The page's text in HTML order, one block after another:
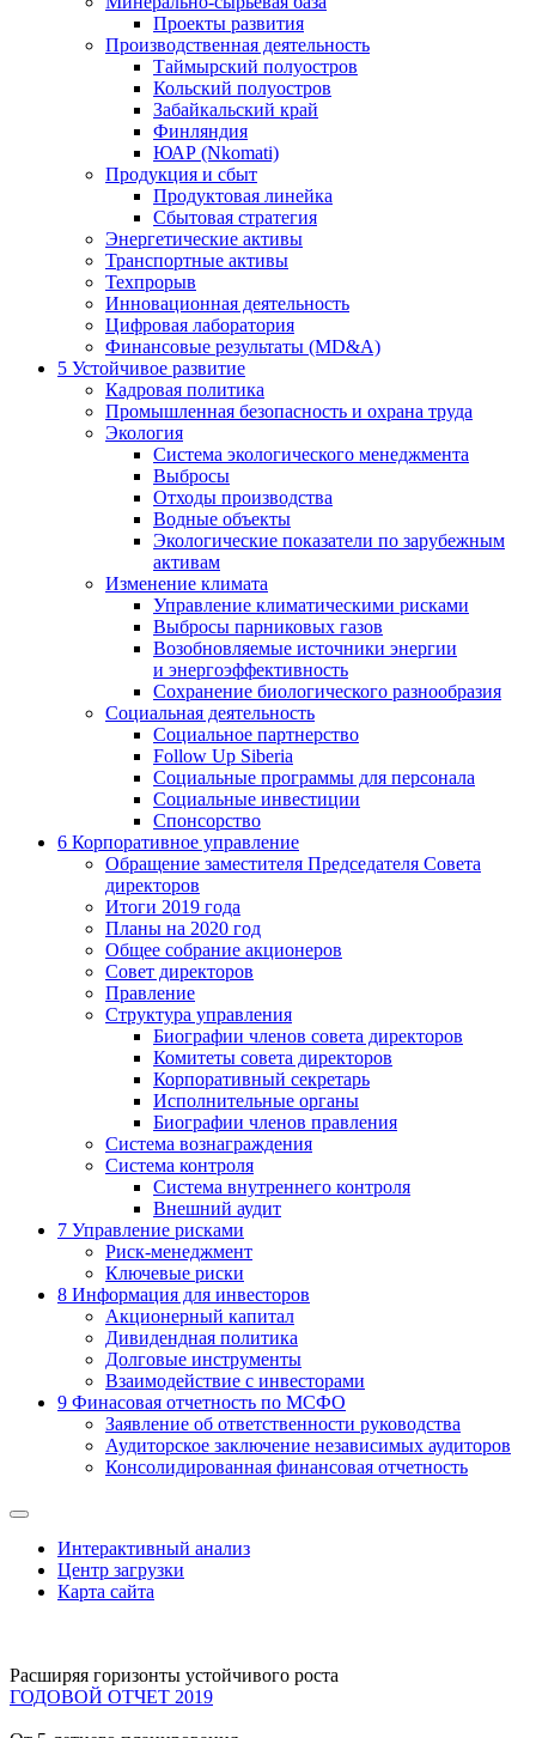
Проекты развития
Производственная деятельность
Таймырский полуостров
Кольский полуостров
Забайкальский край
Финляндия
ЮАР (Nkomati)
Продукция и сбыт
Продуктовая линейка
Сбытовая стратегия
Энергетические активы
Транспортные активы
Техпрорыв
Инновационная деятельность
Цифровая лаборатория
Финансовые результаты (MD&A)
5 Устойчивое развитие
Кадровая политика
Промышленная безопасность и охрана труда
Экология
Система экологического менеджмента
Выбросы
Отходы производства
Водные объекты
Экологические показатели по зарубежным
активам
Изменение климата
Управление климатическими рисками
Выбросы парниковых газов
Возобновляемые источники энергии
и энергоэффективность
Сохранение биологического разнообразия
Социальная деятельность
Социальное партнерство
Follow Up Siberia
Социальные программы для персонала
Социальные инвестиции
Спонсорство
6 Корпоративное управление
Обращение заместителя Председателя Совета
директоров
Итоги 2019 года
Планы на 2020 год
Общее собрание акционеров
Совет директоров
Правление
Структура управления
Биографии членов совета директоров
Комитеты совета директоров
Корпоративный секретарь
Исполнительные органы
Биографии членов правления
Система вознаграждения
Система контроля
Система внутреннего контроля
Внешний аудит
7 Управление рисками
Риск-менеджмент
Ключевые риски
8 Информация для инвесторов
Акционерный капитал
Дивидендная политика
Долговые инструменты
Взаимодействие с инвеcторами
9 Финасовая отчетность по МСФО
Заявление об ответственности руководства
Аудиторское заключение независимых аудиторов
Консолидированная финансовая отчетность
Интерактивный анализ
Центр загрузки
Карта сайта
Расширяя горизонты устойчивого роста
ГОДОВОЙ ОТЧЕТ 2019